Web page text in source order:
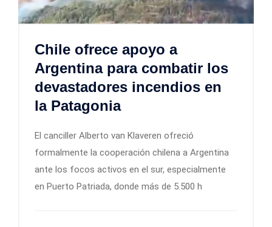
Chile ofrece apoyo a
Argentina para combatir los
devastadores incendios en
la Patagonia
El canciller Alberto van Klaveren ofreció
formalmente la cooperación chilena a Argentina
ante los focos activos en el sur, especialmente
en Puerto Patriada, donde más de 5.500 h